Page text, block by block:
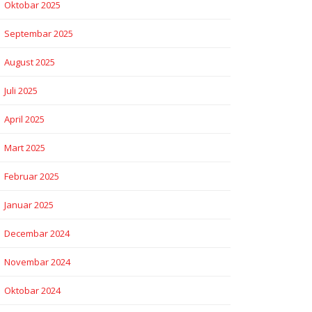
Oktobar 2025
Septembar 2025
August 2025
Juli 2025
April 2025
Mart 2025
Februar 2025
Januar 2025
Decembar 2024
Novembar 2024
Oktobar 2024